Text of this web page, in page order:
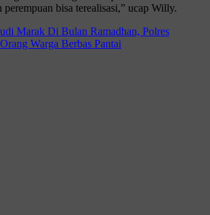
perempuan bisa terealisasi,” ucap Willy.
Marak Di Bulan Ramadhan, Polres
Warga Berbas Pantai